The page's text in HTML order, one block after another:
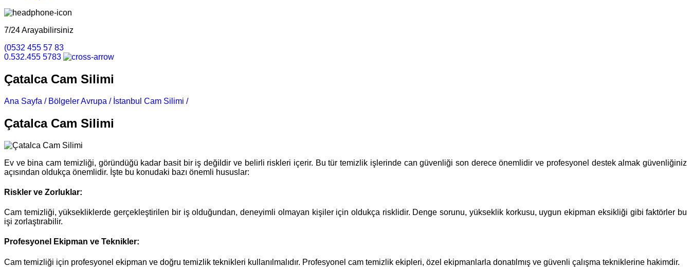
7/24 Arayabilirsiniz
(0532 455 57 83
0.532.455 5783
Çatalca Cam Silimi
Ana Sayfa / Bölgeler Avrupa / İstanbul Cam Silimi /
Çatalca Cam Silimi
Ev ve bina cam temizliği, göründüğü kadar basit bir iş değildir ve belirli riskleri içerir. Bu tür temizlik işlerinde can güvenliği son derece önemlidir ve profesyonel destek almak güvenliğiniz
açısından oldukça önemlidir. İşte bu konudaki bazı önemli hususlar:
Riskler ve Zorluklar:
Cam temizliği, yüksekliklerde gerçekleştirilen bir iş olduğundan, deneyimli olmayan kişiler için oldukça risklidir. Denge sorunu, yükseklik korkusu, uygun ekipman eksikliği gibi faktörler bu
işi zorlaştırabilir.
Profesyonel Ekipman ve Teknikler:
Cam temizliği için profesyonel ekipman ve doğru temizlik teknikleri kullanılmalıdır. Profesyonel cam temizlik ekipleri, özel ekipmanlarla donatılmış ve güvenli çalışma tekniklerine hakimdir.